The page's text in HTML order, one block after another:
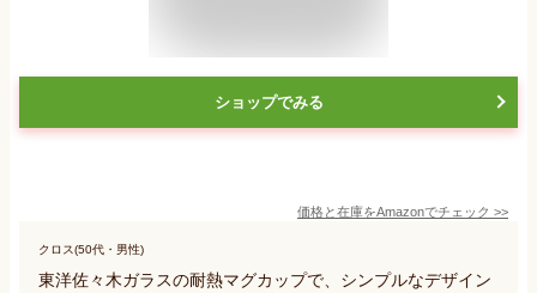
ショップでみる
価格と在庫をAmazonでチェック >>
クロス(50代・男性)
東洋佐々木ガラスの耐熱マグカップで、シンプルなデザイン